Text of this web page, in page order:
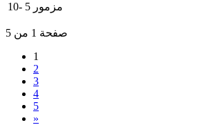
10- مزمور 5
صفحة 1 من 5
1
2
3
4
5
»